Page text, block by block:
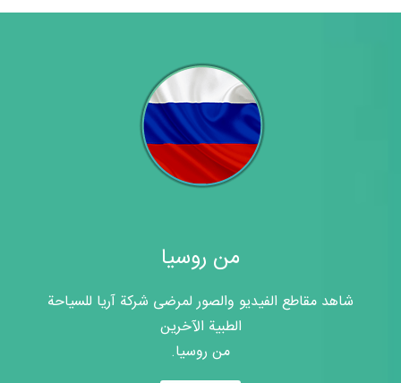
من روسيا
شاهد مقاطع الفيديو والصور لمرضى شركة آريا للسياحة
الطبية الآخرين
من روسيا.